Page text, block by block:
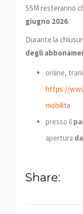
SSM resteranno
giugno 2026.
Durante la
degli
online,
https://
mobilita
presso il
apertura
Share: